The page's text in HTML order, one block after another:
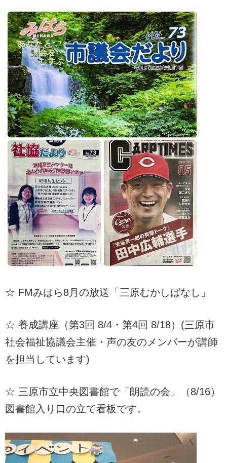
☆ FMみはら8月の放送「三原むかしばなし」
☆ 養成講座（第3回 8/4・第4回 8/18）(三原市
社会福祉協議会主催・声の友のメンバーが講師
を担当しています)
☆ 三原市立中央図書館で「朗読の会」（8/16）
図書館入り口の立て看板です。